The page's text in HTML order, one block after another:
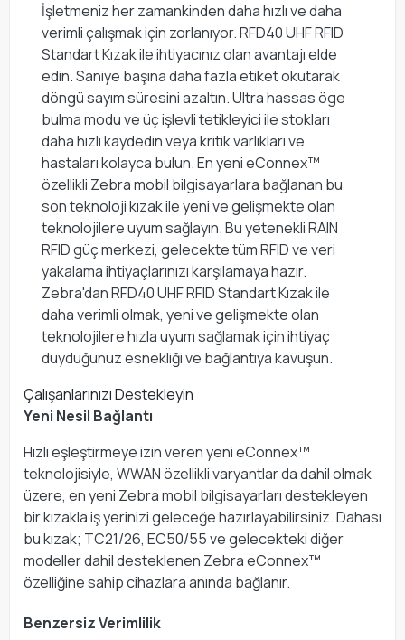
İşletmeniz her zamankinden daha hızlı ve daha
verimli çalışmak için zorlanıyor. RFD40 UHF RFID
Standart Kızak ile ihtiyacınız olan avantajı elde
edin. Saniye başına daha fazla etiket okutarak
döngü sayım süresini azaltın. Ultra hassas öge
bulma modu ve üç işlevli tetikleyici ile stokları
daha hızlı kaydedin veya kritik varlıkları ve
hastaları kolayca bulun. En yeni eConnex™
özellikli Zebra mobil bilgisayarlara bağlanan bu
son teknoloji kızak ile yeni ve gelişmekte olan
teknolojilere uyum sağlayın. Bu yetenekli RAIN
RFID güç merkezi, gelecekte tüm RFID ve veri
yakalama ihtiyaçlarınızı karşılamaya hazır.
Zebra'dan RFD40 UHF RFID Standart Kızak ile
daha verimli olmak, yeni ve gelişmekte olan
teknolojilere hızla uyum sağlamak için ihtiyaç
duyduğunuz esnekliği ve bağlantıya kavuşun.
Çalışanlarınızı Destekleyin
Yeni Nesil Bağlantı
Hızlı eşleştirmeye izin veren yeni eConnex™
teknolojisiyle, WWAN özellikli varyantlar da dahil olmak
üzere, en yeni Zebra mobil bilgisayarları destekleyen
bir kızakla iş yerinizi geleceğe hazırlayabilirsiniz. Dahası
bu kızak; TC21/26, EC50/55 ve gelecekteki diğer
modeller dahil desteklenen Zebra eConnex™
özelliğine sahip cihazlara anında bağlanır.
Benzersiz Verimlilik